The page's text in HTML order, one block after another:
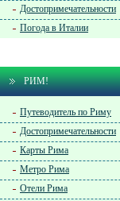
Достопримечательности
Погода в Италии
РИМ!
Путеводитель по Риму
Достопримечательности
Карты Рима
Метро Рима
Отели Рима